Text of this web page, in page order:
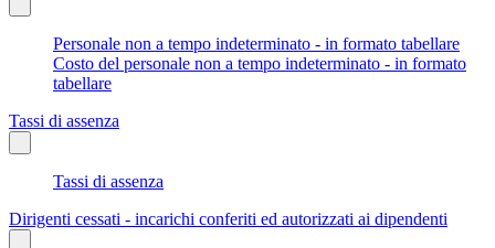
Personale non a tempo indeterminato - in formato tabellare
Costo del personale non a tempo indeterminato - in formato
tabellare
Tassi di assenza
Tassi di assenza
Dirigenti cessati - incarichi conferiti ed autorizzati ai dipendenti